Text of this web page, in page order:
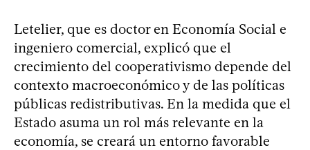
Letelier, que es doctor en Economía Social e
ingeniero comercial, explicó que el
crecimiento del cooperativismo depende del
contexto macroeconómico y de las políticas
públicas redistributivas. En la medida que el
Estado asuma un rol más relevante en la
economía, se creará un entorno favorable